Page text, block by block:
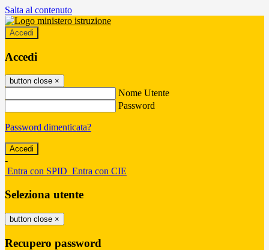
Salta al contenuto
Accedi
Accedi
button close ×
Nome Utente
Password
Password dimenticata?
-
Entra con SPID Entra con CIE
Seleziona utente
button close ×
Recupero password